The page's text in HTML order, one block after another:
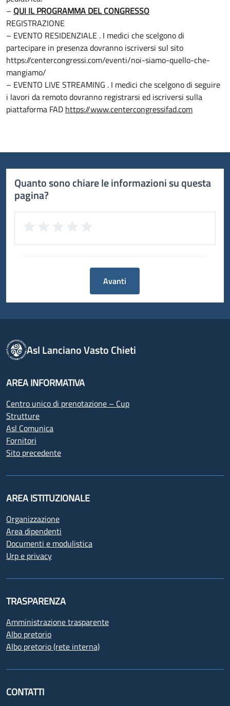
– QUI IL PROGRAMMA DEL CONGRESSO
REGISTRAZIONE
– EVENTO RESIDENZIALE . I medici che scelgono di
partecipare in presenza dovranno iscriversi sul sito
https://centercongressi.com/eventi/noi-siamo-quello-che-
mangiamo/
– EVENTO LIVE STREAMING . I medici che scelgono di seguire
i lavori da remoto dovranno registrarsi ed iscriversi sulla
piattaforma FAD https://www.centercongressifad.com
Quanto sono chiare le informazioni su questa
pagina?
Avanti
Asl Lanciano Vasto Chieti
AREA INFORMATIVA
Centro unico di prenotazione – Cup
Strutture
Asl Comunica
Fornitori
Sito precedente
AREA ISTITUZIONALE
Organizzazione
Area dipendenti
Documenti e modulistica
Urp e privacy
TRASPARENZA
Amministrazione trasparente
Albo pretorio
Albo pretorio (rete interna)
CONTATTI